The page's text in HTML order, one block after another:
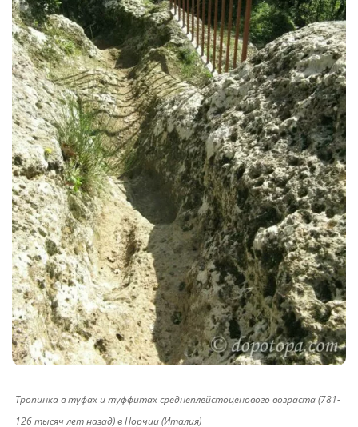
Тропинка в туфах и туффитах среднеплейстоценового возраста (781-
126 тысяч лет назад) в Норчии (Италия)